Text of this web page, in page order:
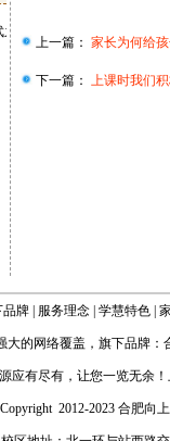
地
上一篇： 家长为何给
下一篇： 上课时我们
品牌 服务理念 学慧特色
的网络覆盖，旗下品牌：
应有尽有，让您一览无余
Copyright 2012-2023 合肥向